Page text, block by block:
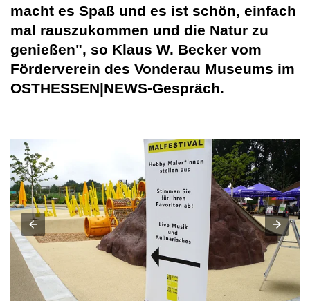
macht es Spaß und es ist schön, einfach
mal rauszukommen und die Natur zu
genießen", so Klaus W. Becker vom
Förderverein des Vonderau Museums im
OSTHESSEN|NEWS-Gespräch.